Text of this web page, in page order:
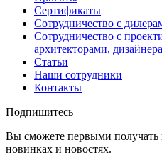
Сертификаты
Сотрудничество с
Сотрудничество с
архитекторами,
Статьи
Наши сотрудники
Контакты
Подпишитесь
Вы сможете первыми получать
новинках и новостях.